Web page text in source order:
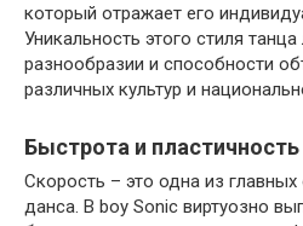
который отражает его
Уникальность этого стиля
разнообразии и способности
различных культур и
Быстрота и
Скорость – это одна из
данса. B boy Sonic виртуозно